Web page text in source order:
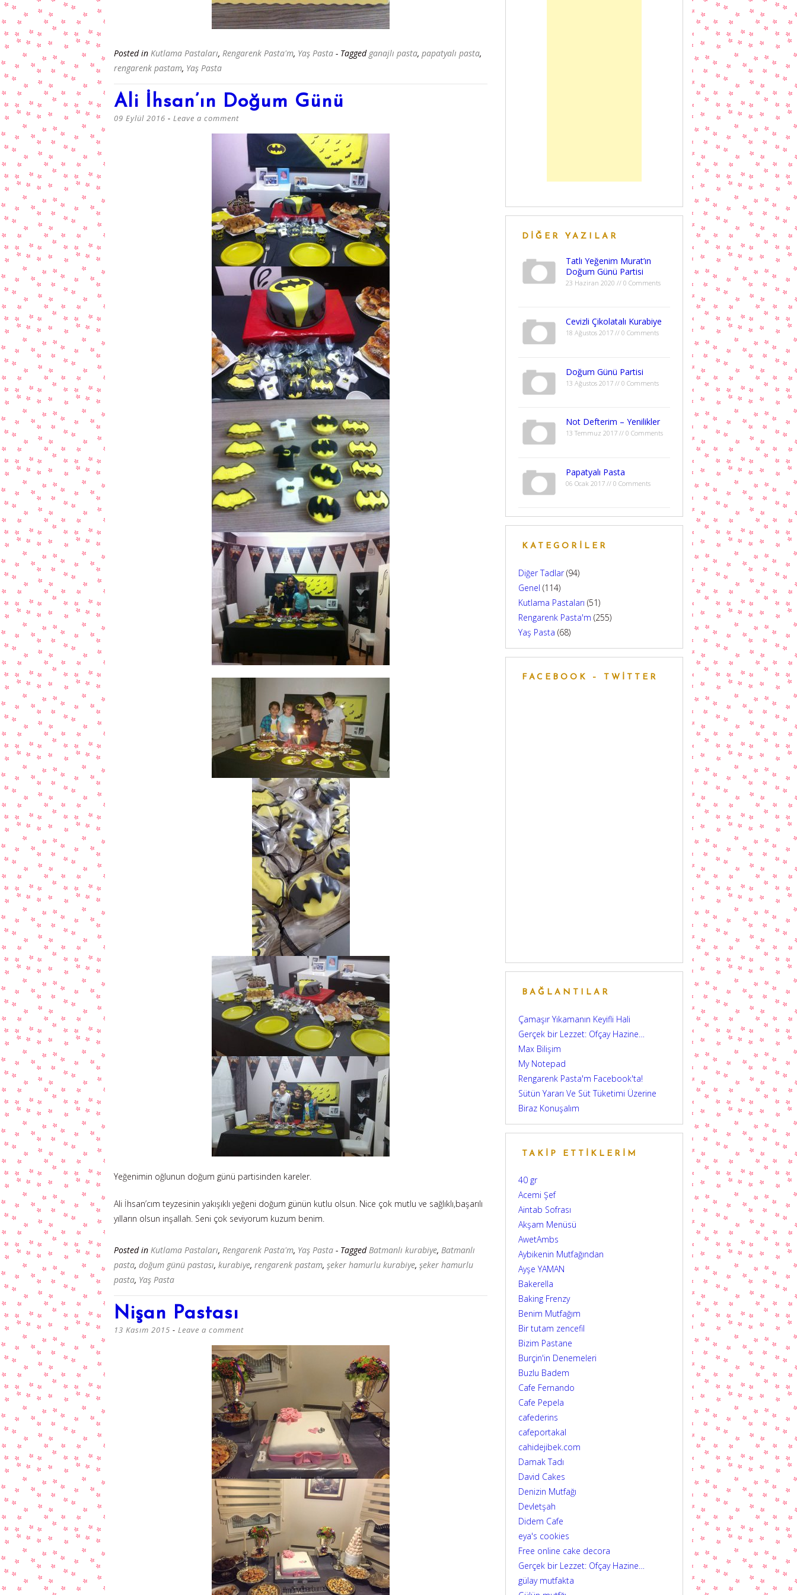
Posted in Kutlama Pastaları, Rengarenk Pasta'm, Yaş Pasta - Tagged ganajlı pasta, papatyalı pasta,
rengarenk pastam, Yaş Pasta
Ali İhsan’ın Doğum Günü
09 Eylül 2016 Leave a comment
Yeğenimin oğlunun doğum günü partisinden kareler.
Ali İhsan’cım teyzesinin yakışıklı yeğeni doğum günün kutlu olsun. Nice çok mutlu ve sağlıklı,başarılı
yılların olsun inşallah. Seni çok seviyorum kuzum benim.
Posted in Kutlama Pastaları, Rengarenk Pasta'm, Yaş Pasta - TaggedBatmanlı kurabiye, Batmanlı
pasta, doğum günü pastası, kurabiye, rengarenk pastam, şeker hamurlu kurabiye, şeker hamurlu
pasta, Yaş Pasta
Nişan Pastası
13 Kasım 2015 Leave a comment
DIĞER YAZILAR
Tatlı Yeğenim Murat’ın
Doğum Günü Partisi
23 Haziran 2020 // 0 Comments
Cevizli Çikolatalı Kurabiye
18 Ağustos 2017 // 0 Comments
Doğum Günü Partisi
13 Ağustos 2017 // 0 Comments
Not Defterim – Yenilikler
13 Temmuz 2017 // 0 Comments
Papatyalı Pasta
06 Ocak 2017 // 0 Comments
KATEGORILER
Diğer Tadlar(94)
Genel (114)
Kutlama Pastaları (51)
Rengarenk Pasta'm (255)
Yaş Pasta (68)
FACEBOOK – TWITTER
BAĞLANTILAR
Çamaşır Yıkamanın Keyifli Hali
Gerçek bir Lezzet: Ofçay Hazine…
Max Bilişim
My Notepad
Rengarenk Pasta'm Facebook'ta!
Sütün Yararı Ve Süt Tüketimi Üzerine
Biraz Konuşalım
TAKIP ETTIKLERIM
40 gr
Acemi Şef
Aintab Sofrası
Akşam Menüsü
AwetAmbs
Aybikenin Mutfağından
Ayşe YAMAN
Bakerella
Baking Frenzy
Benim Mutfağım
Bir tutam zencefil
Bizim Pastane
Burçin'in Denemeleri
Buzlu Badem
Cafe Fernando
Cafe Pepela
cafederins
cafeportakal
cahidejibek.com
Damak Tadı
David Cakes
Denizin Mutfağı
Devletşah
Didem Cafe
eya's cookies
Free online cake decora
Gerçek bir Lezzet: Ofçay Hazine…
gülay mutfakta